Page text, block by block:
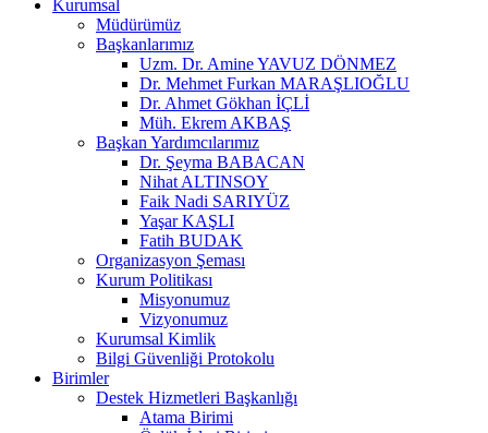
Kurumsal
Müdürümüz
Başkanlarımız
Uzm. Dr. Amine YAVUZ DÖNMEZ
Dr. Mehmet Furkan MARAŞLIOĞLU
Dr. Ahmet Gökhan İÇLİ
Müh. Ekrem AKBAŞ
Başkan Yardımcılarımız
Dr. Şeyma BABACAN
Nihat ALTINSOY
Faik Nadi SARIYÜZ
Yaşar KAŞLI
Fatih BUDAK
Organizasyon Şeması
Kurum Politikası
Misyonumuz
Vizyonumuz
Kurumsal Kimlik
Bilgi Güvenliği Protokolu
Birimler
Destek Hizmetleri Başkanlığı
Atama Birimi